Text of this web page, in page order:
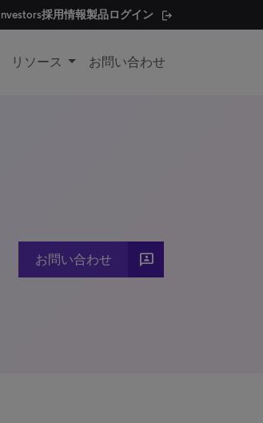
Investors採用情報製品ログイン
リソース お問い合わせ
お問い合わせ 3P